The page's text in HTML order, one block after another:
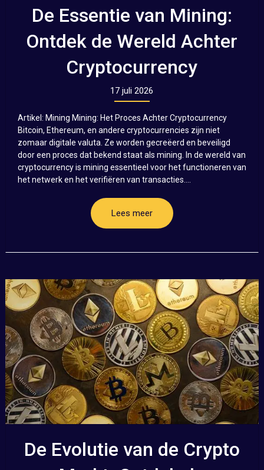
De Essentie van Mining:
Ontdek de Wereld Achter
Cryptocurrency
17 juli 2026
Artikel: Mining Mining: Het Proces Achter Cryptocurrency
Bitcoin, Ethereum, en andere cryptocurrencies zijn niet
zomaar digitale valuta. Ze worden gecreëerd en beveiligd
door een proces dat bekend staat als mining. In de wereld van
cryptocurrency is mining essentieel voor het functioneren van
het netwerk en het verifiëren van transacties....
Lees meer
De Evolutie van de Crypto